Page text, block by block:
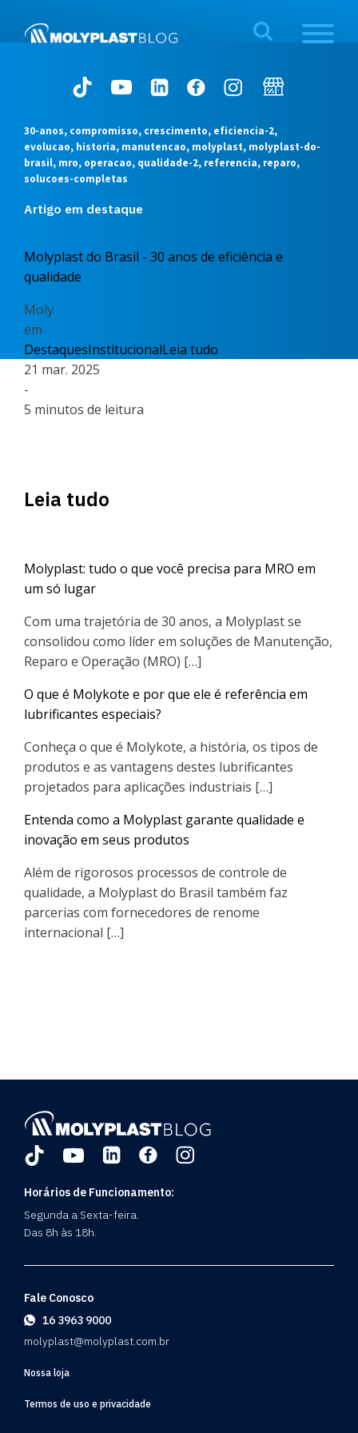
30-anos, compromisso, crescimento, eficiencia-2,
evolucao, historia, manutencao, molyplast, molyplast-do-
brasil, mro, operacao, qualidade-2, referencia, reparo,
solucoes-completas
Artigo em destaque
Molyplast do Brasil - 30 anos de eficiência e
qualidade
Moly
em
DestaquesInstitucionalLeia tudo
21 mar. 2025
-
5 minutos de leitura
Leia tudo
Molyplast: tudo o que você precisa para MRO em
um só lugar
Com uma trajetória de 30 anos, a Molyplast se
consolidou como líder em soluções de Manutenção,
Reparo e Operação (MRO) […]
O que é Molykote e por que ele é referência em
lubrificantes especiais?
Conheça o que é Molykote, a história, os tipos de
produtos e as vantagens destes lubrificantes
projetados para aplicações industriais […]
Entenda como a Molyplast garante qualidade e
inovação em seus produtos
Além de rigorosos processos de controle de
qualidade, a Molyplast do Brasil também faz
parcerias com fornecedores de renome
internacional […]
Horários de Funcionamento:
Segunda a Sexta-feira.
Das 8h às 18h.
Nossa loja
Termos de uso e privacidade
Fale Conosco
16 3963 9000
molyplast@molyplast.com.br